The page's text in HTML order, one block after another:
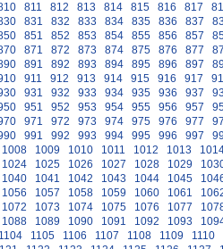
811 812 813 814 815 816 817
831 832 833 834 835 836 837
851 852 853 854 855 856 857
871 872 873 874 875 876 877
891 892 893 894 895 896 897
911 912 913 914 915 916 917
931 932 933 934 935 936 937
951 952 953 954 955 956 957
971 972 973 974 975 976 977
991 992 993 994 995 996 997
1008 1009 1010 1011 1012 1013
1024 1025 1026 1027 1028 1029
1040 1041 1042 1043 1044 1045
1056 1057 1058 1059 1060 1061
1072 1073 1074 1075 1076 1077
1088 1089 1090 1091 1092 1093
1104 1105 1106 1107 1108 1109
1110